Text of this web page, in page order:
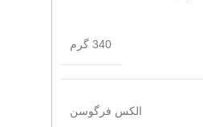
340 گرم
الکس فرگوسن